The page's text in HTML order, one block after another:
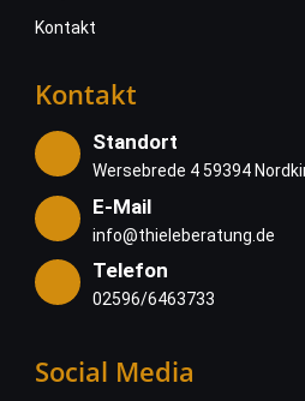
Kontakt
Kontakt
Standort
Wersebrede 4 59394
E-Mail
info@thieleberatung.de
Telefon
02596/6463733
Social Media